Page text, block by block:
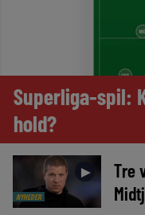
Superliga-spil:
hold?
NYHEDER
►
Tre